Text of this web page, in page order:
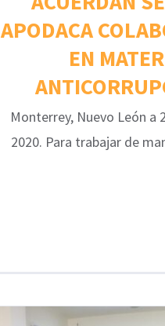
APODACA
EN
Monterrey, Nuevo León a
2020. Para trabajar de